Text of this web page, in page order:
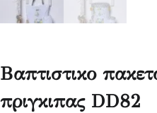
Βαπτιστικο
πριγκιπας DD82